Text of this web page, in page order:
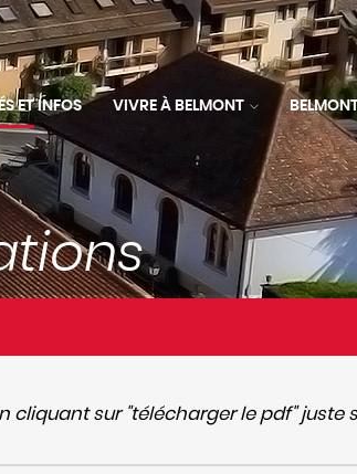
ET INFOS VIVRE À BELMONT
sur "télécharger le pdf" juste